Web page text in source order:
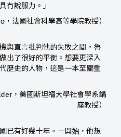
有說服力。」
法國社會科學高等學院教授）
與直言批判他的失敗之間，魯
出了很好的平衡。想要更深入
歷史的人物，這是一本至關重
，美國斯坦福大學社會學系講
座教授）
已有好幾十年。一開始，他想